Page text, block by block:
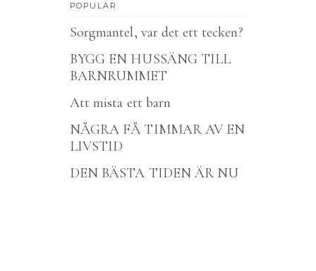
POPULAR
Sorgmantel, var det ett tecken?
BYGG EN HUSSÄNG TILL
BARNRUMMET
Att mista ett barn
NÅGRA FÅ TIMMAR AV EN
LIVSTID
DEN BÄSTA TIDEN ÄR NU